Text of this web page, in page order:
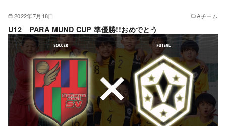
2022年7月18日 Aチーム
U12 PARA MUND CUP 準優勝!!おめでとう